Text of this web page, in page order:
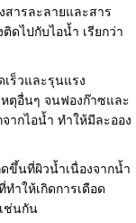
สารละลายและสาร
ดไปกับไอน้ำ เรียกว่า
เร็วและรุนแรง
หตุอื่นๆ จนฟองก๊าซและ
ากไอน้ำ ทำให้มีละออง
ขึ้นที่ผิวน้ำเนื่องจากน้ำ
ำให้เกิดการเดือด
ช่นกัน